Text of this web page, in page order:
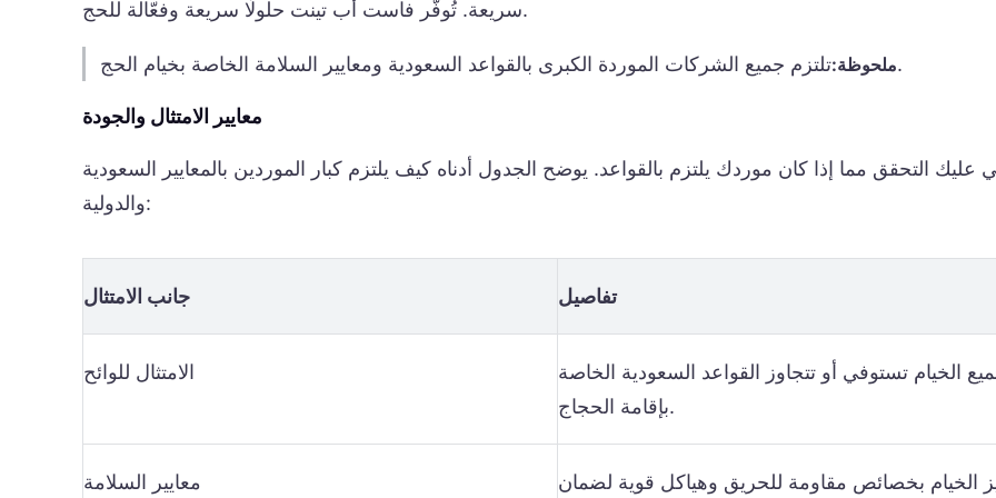
سريعة. تُوفّر فاست أب تينت حلولًا سريعة وفعّالة للحج.
ملحوظة:تلتزم جميع الشركات الموردة الكبرى بالقواعد السعودية ومعايير السلامة الخاصة بخيام الحج.
معايير الامتثال والجودة
عليك التحقق مما إذا كان موردك يلتزم بالقواعد. يوضح الجدول أدناه كيف يلتزم كبار الموردين بالمعايير السعودية
والدولية:
جانب الامتثال تفاصيل
الامتثال للوائح
الخيام تستوفي أو تتجاوز القواعد السعودية الخاصة
بإقامة الحجاج.
معايير السلامة الخيام بخصائص مقاومة للحريق وهياكل قوية لضمان